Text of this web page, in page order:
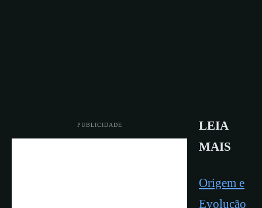
PUBLICIDADE
LEIA
MAIS
Origem e
Evolução